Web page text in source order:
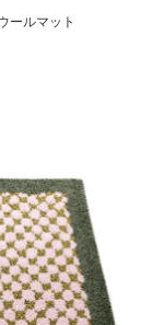
ールマット